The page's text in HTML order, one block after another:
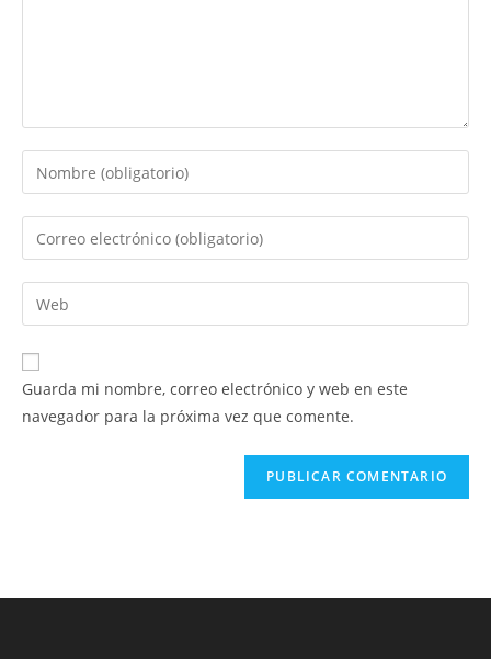
Introduce
tu
nombre
de
usuario
para
comentar
Introduce
tu
dirección
de
electrónico
para
comentar
Introduce
la
URL
de
Guarda mi nombre, correo electrónico y web en este
navegador para la próxima vez que comente.